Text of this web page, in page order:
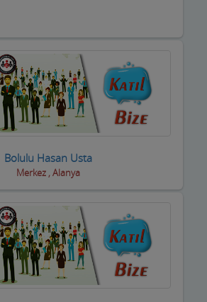
Bolulu Hasan Usta
Merkez , Alanya